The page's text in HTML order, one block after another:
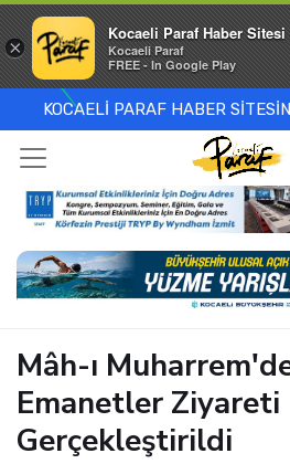
KOCAELİ PARAF HABER
Mâh-ı
Emanetler Ziyareti
Gerçekleştirildi
×
Kocaeli Paraf Haber Sitesi
Kocaeli Paraf
FREE - In Google Play